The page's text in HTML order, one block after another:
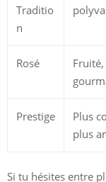
Traditio
n
Rosé
Fruité,
Prestige
Plus
plus
Si tu hésites entre